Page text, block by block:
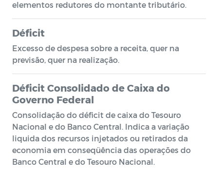
elementos redutores do montante tributário.
Déficit
Excesso de despesa sobre a receita, quer na
previsão, quer na realização.
Déficit Consolidado de Caixa do
Governo Federal
Consolidação do déficit de caixa do Tesouro
Nacional e do Banco Central. Indica a variação
liquida dos recursos injetados ou retirados da
economia em conseqüência das operações do
Banco Central e do Tesouro Nacional.